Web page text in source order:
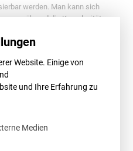
werden. Man kann sich
annähernd die Komplexität
wenig an der realen Praxis
Jahreskonferenz über die
und die aktuellen
Website. Einige von
und Ihre Erfahrung zu
Medien